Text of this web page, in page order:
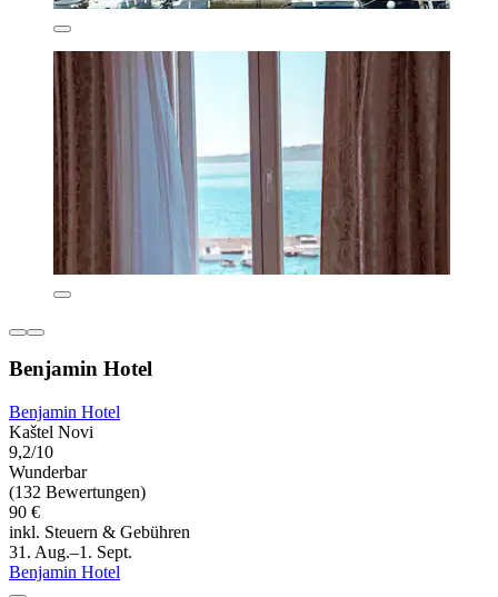
Benjamin Hotel
Benjamin Hotel
Kaštel Novi
9,2/10
Wunderbar
(132 Bewertungen)
90 €
inkl. Steuern & Gebühren
31. Aug.–1. Sept.
Benjamin Hotel